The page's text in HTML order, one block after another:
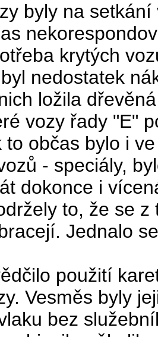
byly na
krytých
nedostatek
ložila
vozy řady "E"
to občas bylo i
- speciály,
dokonce i
to, že se
Jednalo
použití
Vesměs byly
bez